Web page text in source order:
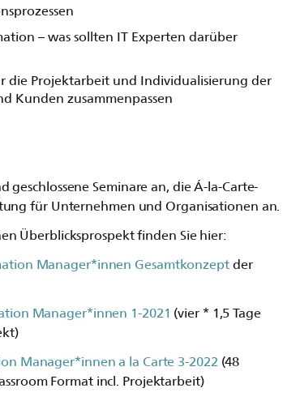
– was sollten IT Experten darüber
die Projektarbeit und Individualisierung der
Kunden zusammenpassen
Seminare an, die Á-la-Carte-
für Unternehmen und Organisationen an.
Überblicksprospekt finden Sie hier:
Manager*innen Gesamtkonzeptder
Manager*innen 1-2021 (vier * 1,5 Tage
Manager*innen a la Carte 3-2022(48
Format incl. Projektarbeit)